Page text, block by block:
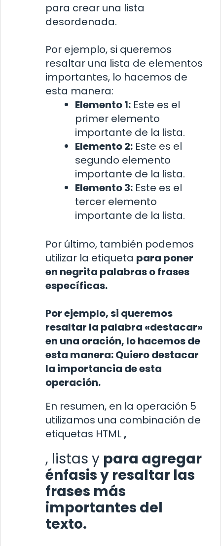
para crear una lista
desordenada.
Por ejemplo, si queremos
resaltar una lista de elementos
importantes, lo hacemos de
esta manera:
Elemento 1: Este es el
primer elemento
importante de la lista.
Elemento 2: Este es el
segundo elemento
importante de la lista.
Elemento 3: Este es el
tercer elemento
importante de la lista.
Por último, también podemos
utilizar la etiqueta para poner
en negrita palabras o frases
específicas.
Por ejemplo, si queremos
resaltar la palabra «destacar»
en una oración, lo hacemos de
esta manera: Quierodestacar
la importancia de esta
operación.
En resumen, en la operación 5
utilizamos una combinación de
etiquetas HTML ,
, listas y para agregar
énfasis y resaltar las
frases más
importantes del
texto.